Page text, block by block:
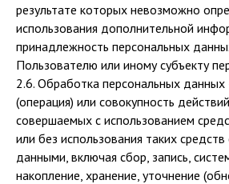
результате которых невозможно
использования дополнительной
принадлежность персональных
Пользователю или иному субъекту
2.6. Обработка персональных
(операция) или совокупность
совершаемых с использованием
или без использования таких
данными, включая сбор, запись,
накопление, хранение, уточнение